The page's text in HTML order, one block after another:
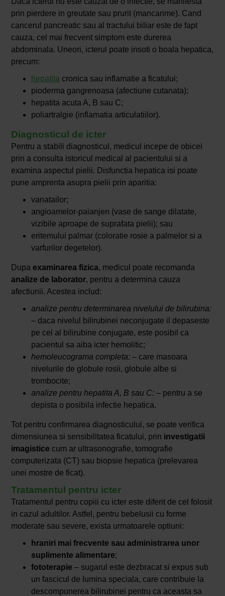
prin pierdere in greutate sau prurit (mancarime). Cand
cancerul pancreatic sau al tractului biliar este de fapt
cauza, cel mai frecvent simptom este durerea
abdominala. Uneori, icterul poate insoti o boala hepatica,
precum:
hepatita cronica sau inflamatie a ficatului;
pioderma gangrenoasa (afectiune cutanata);
hepatita acuta A, B sau C;
poliartralgie (inflamatia articulatiilor).
Diagnosticul de icter
Pentru a stabili diagnosticul, medicul incepe de obicei
prin a consulta istoricul medical al pacientului si a
examina aspectul pielii. Disfunctia hepatica isi poate
pune amprenta asupra pielii prin aparitia:
vanatailor;
angioamelor-paianjen (vase de sange dilatate,
vizibile aproape de suprafata pielii); sau
eritemului palmar (coloratie rosie a palmelor si a
varfurilor degetelor).
Dupa examinarea fizica, medicul poate recomanda
analize de laborator, pentru a determina cauza
afectiunii. Acestea includ:
analize pentru determinarea nivelului de bilirubina:
– daca nivelul bilirubinei neconjugate il depaseste
pe cel al bilirubine conjugate, este posibil ca
pacientul sa aiba icter hemolitic;
hemoleucograma completa:– care masoara
nivelurile de globule rosii, globule albe si
trombocite;
analize pentru hepatita A, B sau C:– pentru a se
depista o posibila infectie hepatica.
Tot pentru confirmarea diagnosticului, se poate verifica
dimensiunea si sensibilitatea ficatului, prin investigatii
imagistice cum ar ultrasonografie, tomografie
computerizata (CT) sau biopsie hepatica (prelevarea
unei mostre de ficat).
Tratamentul pentru icter
Tratamentul pentru copiii cu icter este diferit de cel folosit
in cazul adultilor. Astfel, pentru bebelusii cu forme
moderate sau severe, exista urmatoarele optiuni:
hraniri mai frecvente sau administrarea unor
suplimente alimentare;
fototerapie – sugarul este dezbracat si expus sub
un fascicul de lumina speciala, care contribuie la
descompunerea bilirubinei pentru ca aceasta sa